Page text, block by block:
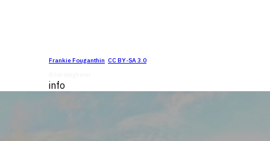
Frankie Fouganthin CC BY-SA 3.0
info